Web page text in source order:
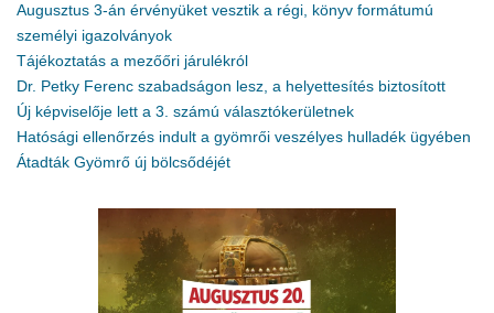
Augusztus 3-án érvényüket vesztik a régi, könyv formátumú
személyi igazolványok
Tájékoztatás a mezőőri járulékról
Dr. Petky Ferenc szabadságon lesz, a helyettesítés biztosított
Új képviselője lett a 3. számú választókerületnek
Hatósági ellenőrzés indult a gyömrői veszélyes hulladék ügyében
Átadták Gyömrő új bölcsődéjét